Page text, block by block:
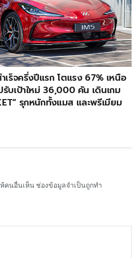
เร็จครึ่งปีแรก โตแรง 67% เหนือ
บเป้าใหม่ 36,000 คัน เดินเกม
รุกหนักทั้งแมส และพรีเมียม
คนอื่นเห็น ช่องข้อมูลจำเป็นถูกทำ